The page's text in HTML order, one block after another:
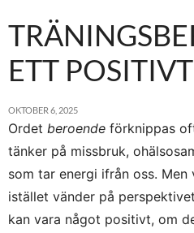
ETT
OKTOBER 6, 2025
Ordet beroende förknippas
tänker på missbruk,
som tar energi ifrån oss. Men
istället vänder på
kan vara något positivt, om